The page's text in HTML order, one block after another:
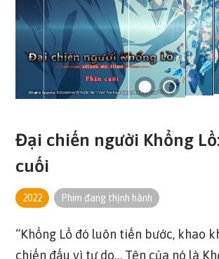
Đại chiến người Khổng
cuối
2022 Phim đang thịnh hành
“Khổng Lồ đó luôn tiến bước, khao
chiến đấu vì tự do… Tên của nó là